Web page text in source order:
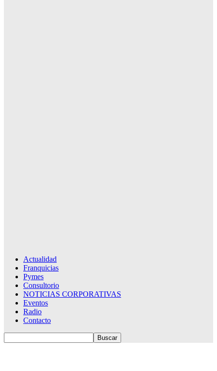
Actualidad
Franquicias
Pymes
Consultorio
NOTICIAS CORPORATIVAS
Eventos
Radio
Contacto